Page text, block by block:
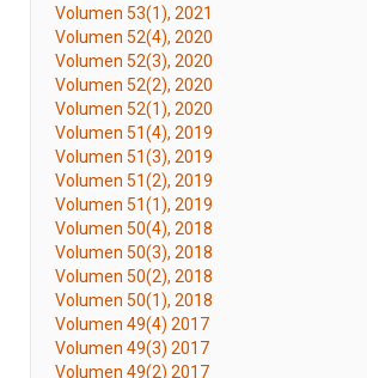
Volumen 53(1), 2021
Volumen 52(4), 2020
Volumen 52(3), 2020
Volumen 52(2), 2020
Volumen 52(1), 2020
Volumen 51(4), 2019
Volumen 51(3), 2019
Volumen 51(2), 2019
Volumen 51(1), 2019
Volumen 50(4), 2018
Volumen 50(3), 2018
Volumen 50(2), 2018
Volumen 50(1), 2018
Volumen 49(4) 2017
Volumen 49(3) 2017
Volumen 49(2) 2017